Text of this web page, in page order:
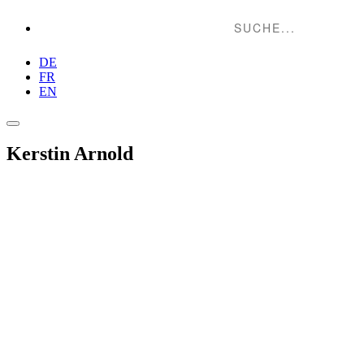
DE
FR
EN
Kerstin Arnold